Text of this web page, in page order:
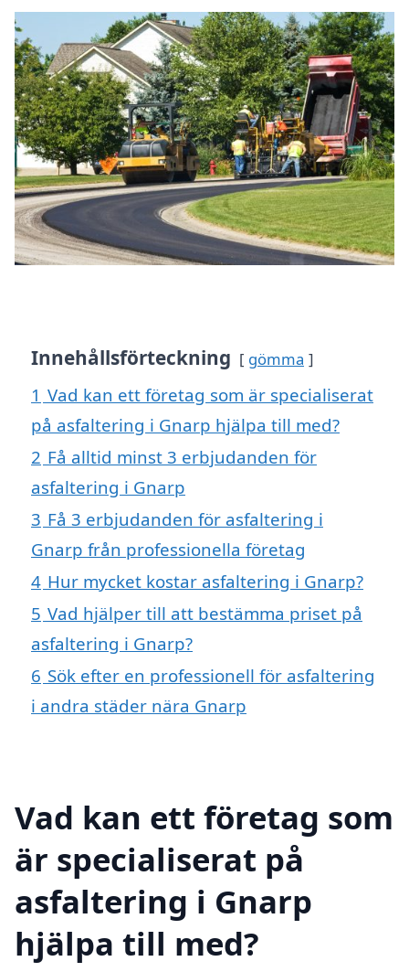
Innehållsförteckning gömma
1 Vad kan ett företag som är specialiserat
på asfaltering i Gnarp hjälpa till med?
2 Få alltid minst 3 erbjudanden för
asfaltering i Gnarp
3 Få 3 erbjudanden för asfaltering i
Gnarp från professionella företag
4 Hur mycket kostar asfaltering i Gnarp?
5 Vad hjälper till att bestämma priset på
asfaltering i Gnarp?
6 Sök efter en professionell för asfaltering
i andra städer nära Gnarp
Vad kan ett företag som
är specialiserat på
asfaltering i Gnarp
hjälpa till med?